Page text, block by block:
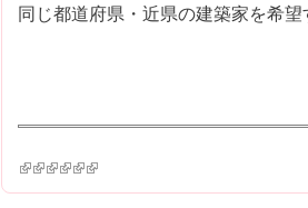
同じ都道府県・近県の建築家を希望
(link is external)
(link is external)
(link is external)
(link is external)
(link is external)
(link is external)